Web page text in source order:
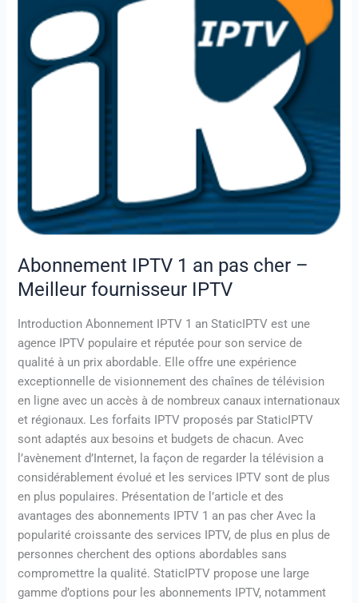
Abonnement IPTV 1 an pas cher –
Meilleur fournisseur IPTV
Introduction Abonnement IPTV 1 an StaticIPTV est une
agence IPTV populaire et réputée pour son service de
qualité à un prix abordable. Elle offre une expérience
exceptionnelle de visionnement des chaînes de télévision
en ligne avec un accès à de nombreux canaux internationaux
et régionaux. Les forfaits IPTV proposés par StaticIPTV
sont adaptés aux besoins et budgets de chacun. Avec
l’avènement d’Internet, la façon de regarder la télévision a
considérablement évolué et les services IPTV sont de plus
en plus populaires. Présentation de l’article et des
avantages des abonnements IPTV 1 an pas cher Avec la
popularité croissante des services IPTV, de plus en plus de
personnes cherchent des options abordables sans
compromettre la qualité. StaticIPTV propose une large
gamme d’options pour les abonnements IPTV, notamment
Meilleur
fournisseur